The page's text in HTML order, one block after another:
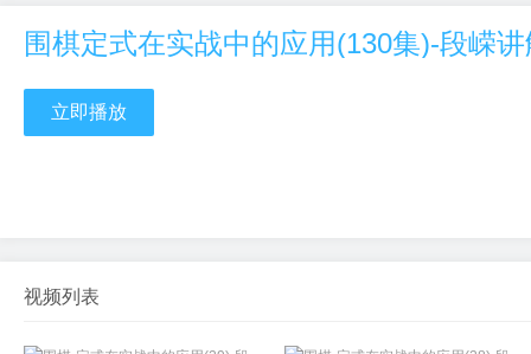
围棋定式在实战中的应用(130集)-段嵘
立即播放
视频列表